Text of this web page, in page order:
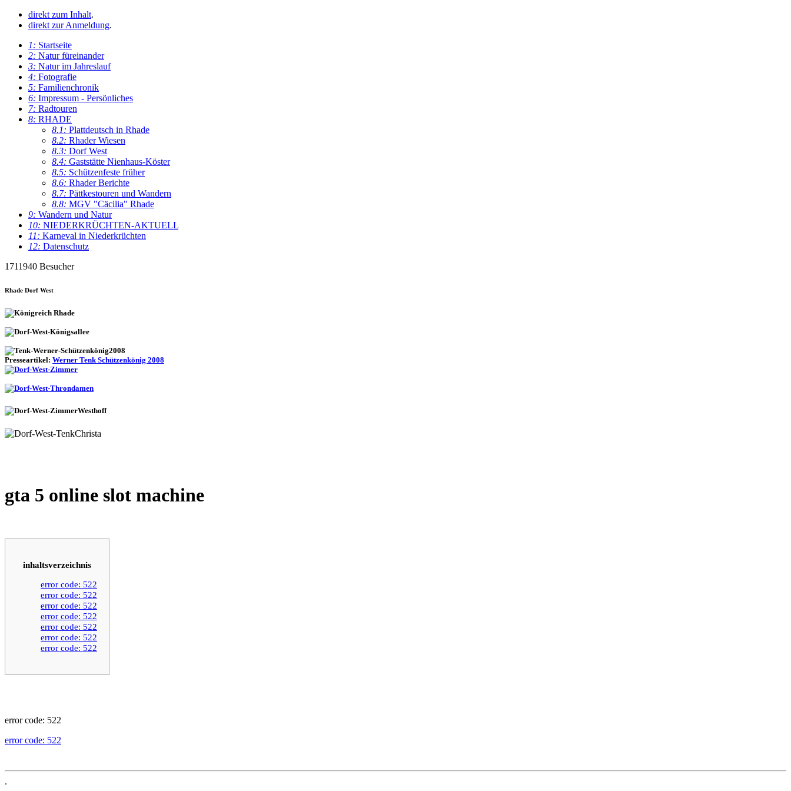
direkt zum Inhalt.
direkt zur Anmeldung.
1: Startseite
2: Natur füreinander
3: Natur im Jahreslauf
4: Fotografie
5: Familienchronik
6: Impressum - Persönliches
7: Radtouren
8: RHADE
8.1: Plattdeutsch in Rhade
8.2: Rhader Wiesen
8.3: Dorf West
8.4: Gaststätte Nienhaus-Köster
8.5: Schützenfeste früher
8.6: Rhader Berichte
8.7: Pättkestouren und Wandern
8.8: MGV "Cäcilia" Rhade
9: Wandern und Natur
10: NIEDERKRÜCHTEN-AKTUELL
11: Karneval in Niederkrüchten
12: Datenschutz
1711940 Besucher
Rhade Dorf West
Presseartikel: Werner Tenk Schützenkönig 2008
gta 5 online slot machine
inhaltsverzeichnis
error code: 522
error code: 522
error code: 522
error code: 522
error code: 522
error code: 522
error code: 522
error code: 522
error code: 522
.